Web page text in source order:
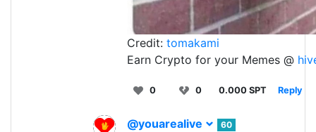
Credit: tomakami
Earn Crypto for your Memes @
0 0 0.000 SPT Reply
@youarealive
60